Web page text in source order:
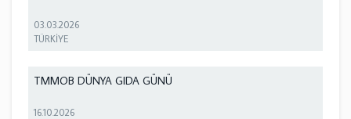
03.03.2026
TÜRKİYE
TMMOB DÜNYA GIDA GÜNÜ
16.10.2026